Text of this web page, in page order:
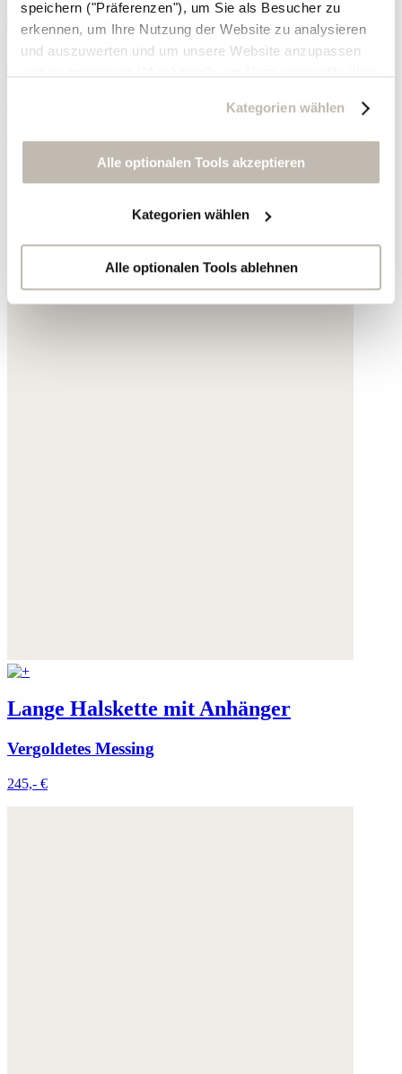
speichern ("Präferenzen"), um Sie als Besucher zu
erkennen, um Ihre Nutzung der Website zu analysieren
und auszuwerten und um unsere Website anzupassen
zu erstellen, um personalisierte Werbung auszuliefern,
Sie erneut mit Werbung anzusprechen sowie um unsere
Werbekampagnen auszuwerten ("Marketing").
Ihre Daten werden mit Dienstanbietern geteilt, die wir in
der Datenschutzerklärung genauer auflisten oder wenn
Sie auf "Kategorien wählen" klicken.
Indem Sie auf "Alle optionalen Tools akzeptieren" klicken,
Kategorien wählen
Alle optionalen Tools akzeptieren
Kategorien wählen
Alle optionalen Tools ablehnen
Ohrringe mit eckigem Anhänger
Lange Halskette mit Anhänger
Vergoldetes Messing
245,- €